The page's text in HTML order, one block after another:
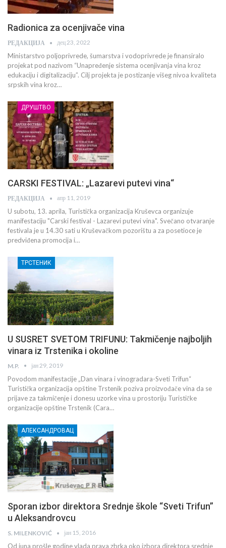
Radionica za ocenjivače vina
РЕДАКЦИЈА дец 23, 2022
Ministarstvo poljoprivrede, šumarstva i vodoprivrede je finansiralo
projekat pod nazivom “Unapređenje sistema ocenjivanja vina kroz
edukaciju i digitalizaciju”. Cilj projekta je postizanje višeg nivoa kvaliteta
srpskih vina kroz…
ДРУШТВО
CARSKI FESTIVAL: „Lazarevi putevi vina“
РЕДАКЦИЈА апр 11, 2019
U subotu, 13. aprila, Turistička organizacija Kruševca organizuje
manifestaciju "Carski festival - Lazarevi putevi vina". Svečano otvaranje
festivala je u 14.30 sati u Kruševačkom pozorištu a za posetioce je
predviđena promocija i…
ТРСТЕНИК
U SUSRET SVETOM TRIFUNU: Takmičenje najboljih
vinara iz Trstenika i okoline
M.P. јан 29, 2019
Povodom manifestacije „Dan vinara i vinogradara-Sveti Trifun“
Turistička organizacija opštine Trstenik poziva proizvođače vina da se
prijave za takmičenje i donesu uzorke vina u prostoriju Turističke
organizacije opštine Trstenik (Cara…
АЛЕКСАНДРОВАЦ
Sporan izbor direktora Srednje škole “Sveti Trifun”
u Aleksandrovcu
S. MILENKOVIĆ јан 15, 2016
Od juna prošle godine vlada prava zbrka oko izbora direktora srednje